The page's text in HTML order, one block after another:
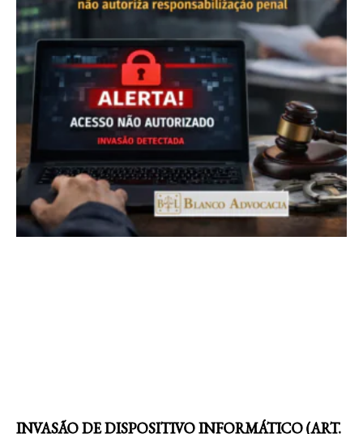
INVASÃO DE DISPOSITIVO INFORMÁTICO (ART.